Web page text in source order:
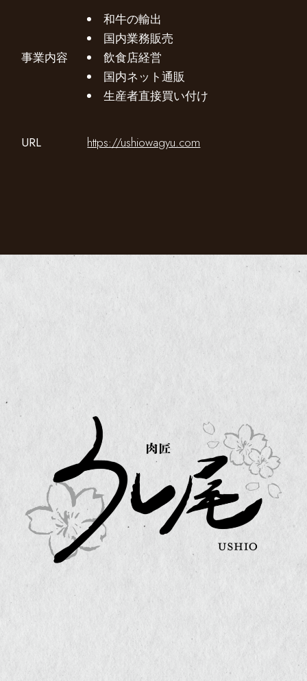
事業内容
和牛の輸出
国内業務販売
飲食店経営
国内ネット通販
生産者直接買い付け
URL https://ushiowagyu.com